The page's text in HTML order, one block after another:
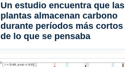
Un estudio encuentra que las
plantas almacenan carbono
durante períodos más cortos
de lo que se pensaba